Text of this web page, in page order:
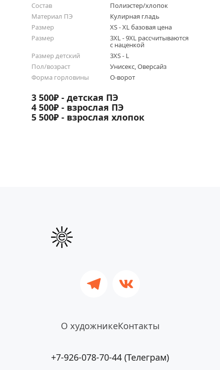
Состав
Полиэстер/хлопок
Материал ПЭ
Кулирная гладь
Размер
XS - XL базовая цена
Размер
3XL - 9XL рассчитываются
с наценкой
Размер детский
3XS - L
Пол/возраст
Унисекс, Оверсайз
Форма горловины
О-ворот
3 500₽ - детская ПЭ
4 500₽ - взрослая ПЭ
5 500₽ - взрослая хлопок
О художникеКонтакты
+7-926-078-70-44 (Телеграм)